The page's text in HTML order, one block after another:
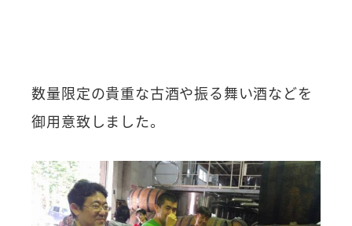
数量限定の貴重な古酒や振る舞い酒などを
御用意致しました。